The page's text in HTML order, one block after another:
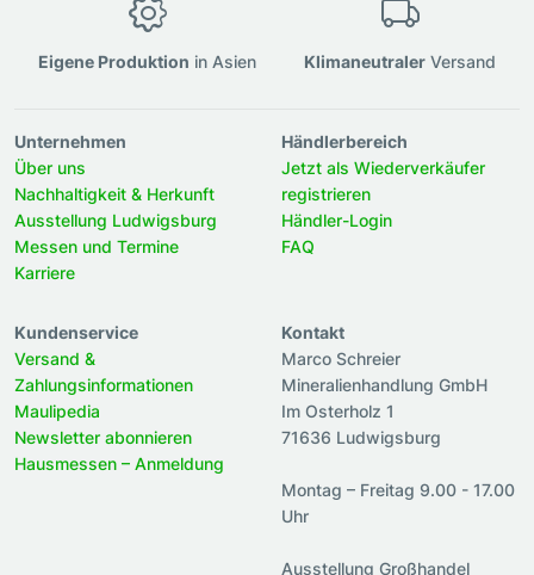
Eigene Produktion in Asien Klimaneutraler Versand
Unternehmen
Über uns
Nachhaltigkeit & Herkunft
Ausstellung Ludwigsburg
Messen und Termine
Karriere
Händlerbereich
Jetzt als Wiederverkäufer
registrieren
Händler-Login
FAQ
Kundenservice
Versand &
Zahlungsinformationen
Maulipedia
Newsletter abonnieren
Hausmessen – Anmeldung
Kontakt
Marco Schreier
Mineralienhandlung GmbH
Im Osterholz 1
71636 Ludwigsburg
Montag – Freitag 9.00 - 17.00
Uhr
Ausstellung Großhandel